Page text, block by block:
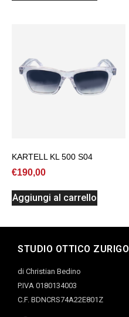
KARTELL KL 500 S04
€190,00
Aggiungi al carrello
STUDIO OTTICO ZURIGO
di Christian Bedino
P.IVA 0180134003
C.F. BDNCRS74A22E801Z